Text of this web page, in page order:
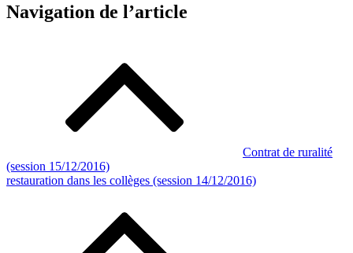
Navigation de l’article
Contrat de ruralité
(session 15/12/2016)
restauration dans les collèges (session 14/12/2016)